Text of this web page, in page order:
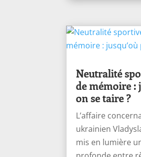
Neutralité
de mémoire :
on se taire ?
L’affaire
ukrainien
mis en lumière